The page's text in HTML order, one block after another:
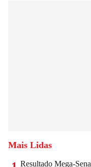
Mais Lidas
Resultado Mega-